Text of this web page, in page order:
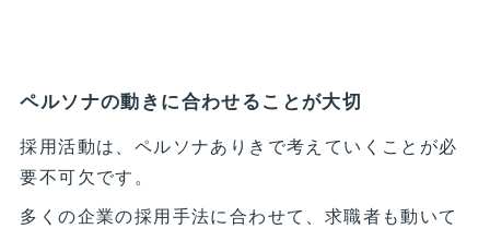
ペルソナの動きに合わせることが大切
採用活動は、ペルソナありきで考えていくことが必
要不可欠です。
多くの企業の採用手法に合わせて、求職者も動いて